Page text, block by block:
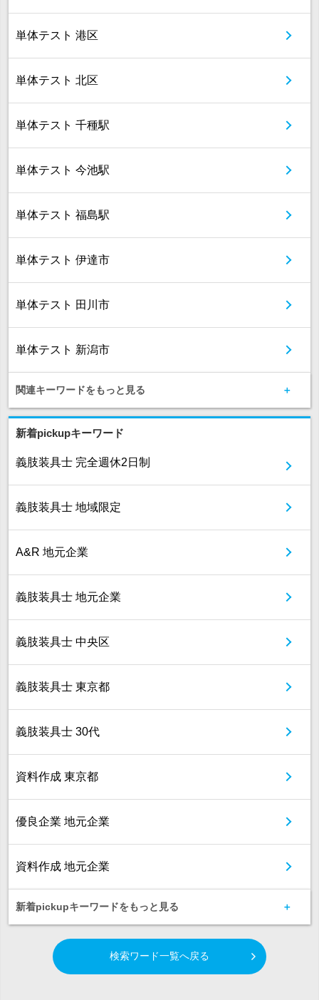
単体テスト 港区
単体テスト 北区
単体テスト 千種駅
単体テスト 今池駅
単体テスト 福島駅
単体テスト 伊達市
単体テスト 田川市
単体テスト 新潟市
関連キーワードをもっと見る
新着pickupキーワード
義肢装具士 完全週休2日制
義肢装具士 地域限定
A&R 地元企業
義肢装具士 地元企業
義肢装具士 中央区
義肢装具士 東京都
義肢装具士 30代
資料作成 東京都
優良企業 地元企業
資料作成 地元企業
新着pickupキーワードをもっと見る
検索ワード一覧へ戻る